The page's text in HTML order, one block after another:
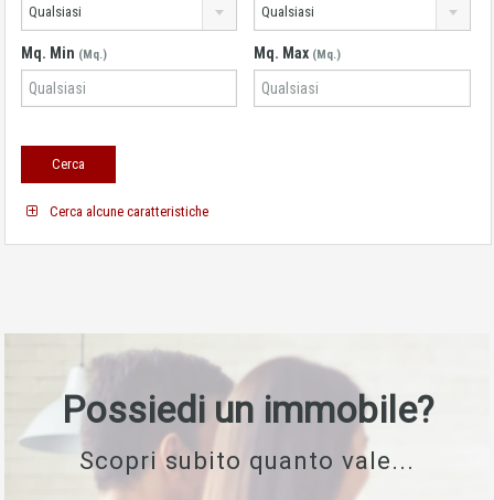
Qualsiasi Qualsiasi
Mq. Min (Mq.) Mq. Max (Mq.)
Cerca alcune caratteristiche
Possiedi un immobile?
Scopri subito quanto vale...